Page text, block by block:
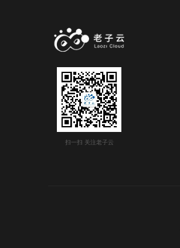
扫一扫 关注老子云